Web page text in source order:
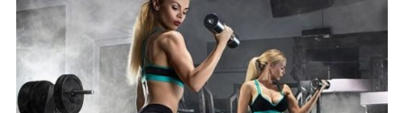
δείχνει
στα